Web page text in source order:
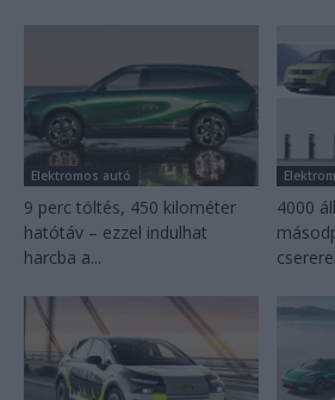
Elektromos autó
9 perc töltés, 450 kilométer
hatótáv – ezzel indulhat
harcba a...
4000